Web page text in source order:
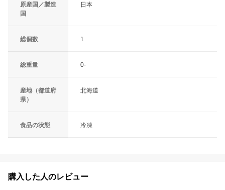
原産国／製造
国
日本
総個数 1
総重量 0-
産地（都道府
県）
北海道
食品の状態 冷凍
購入した人のレビュー